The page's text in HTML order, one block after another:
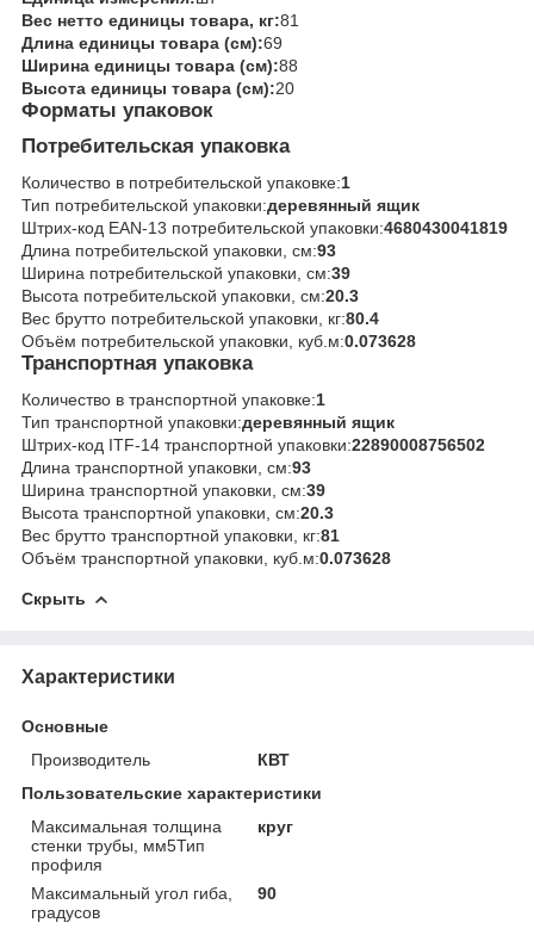
Вес нетто единицы товара, кг:81
Длина единицы товара (см):69
Ширина единицы товара (см):88
Высота единицы товара (см):20
Форматы упаковок
Потребительская упаковка
Количество в потребительской упаковке:1
Тип потребительской упаковки:деревянный ящик
Штрих-код EAN-13 потребительской упаковки:4680430041819
Длина потребительской упаковки, см:93
Ширина потребительской упаковки, см:39
Высота потребительской упаковки, см:20.3
Вес брутто потребительской упаковки, кг:80.4
Объём потребительской упаковки, куб.м:0.073628
Транспортная упаковка
Количество в транспортной упаковке:1
Тип транспортной упаковки:деревянный ящик
Штрих-код ITF-14 транспортной упаковки:22890008756502
Длина транспортной упаковки, см:93
Ширина транспортной упаковки, см:39
Высота транспортной упаковки, см:20.3
Вес брутто транспортной упаковки, кг:81
Объём транспортной упаковки, куб.м:0.073628
Скрыть
Характеристики
Основные
Производитель
КВТ
Пользовательские характеристики
Максимальная толщина
стенки трубы, мм5Тип
профиля
круг
Максимальный угол гиба,
градусов
90